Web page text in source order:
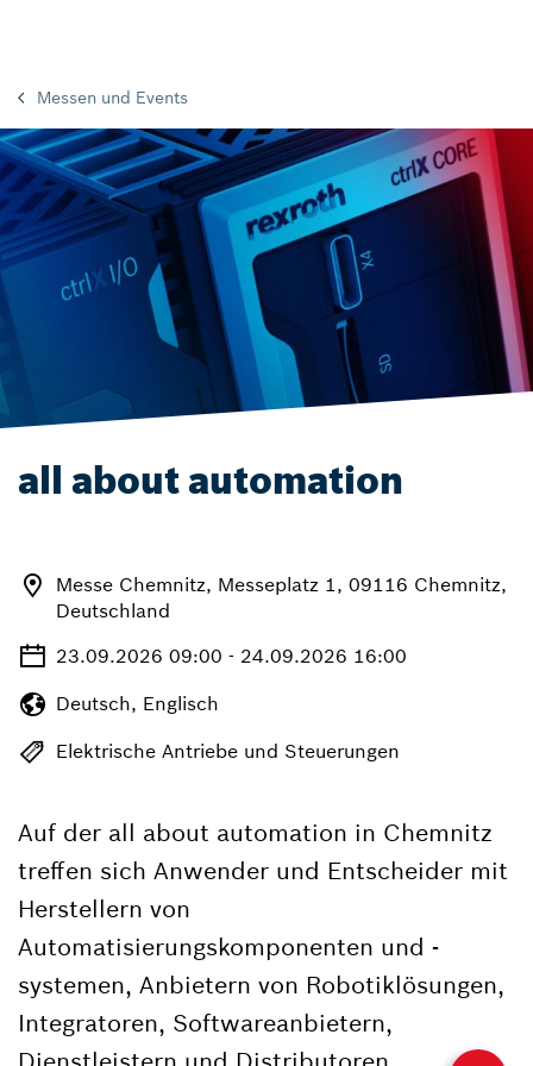
Messen und Events
all about automation
Messe Chemnitz, Messeplatz 1, 09116 Chemnitz,
Deutschland
23.09.2026 09:00 - 24.09.2026 16:00
Deutsch, Englisch
Elektrische Antriebe und Steuerungen
Auf der all about automation in Chemnitz
treffen sich Anwender und Entscheider mit
Herstellern von
Automatisierungskomponenten und -
systemen, Anbietern von Robotiklösungen,
Integratoren, Softwareanbietern,